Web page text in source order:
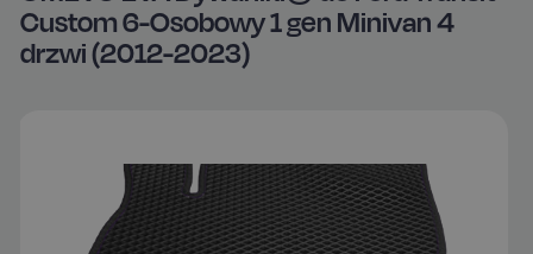
Custom 6-Osobowy 1 gen Minivan 4
drzwi (2012-2023)